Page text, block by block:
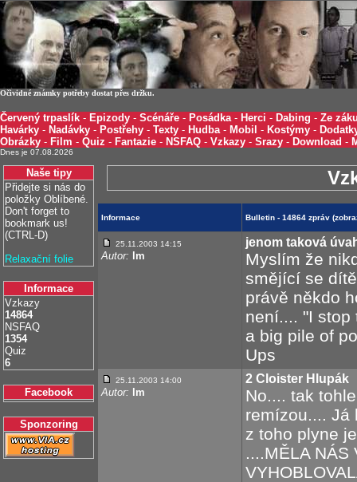
Očividné známky potřeby dostat přes držku.
Červený trpaslík - Epizody - Scénáře - Posádka- Herci - Dabing - Ze
Havárky - Nadávky - Postřehy - Texty - Hudba- Mobil - Kostýmy -
Obrázky - Film - Quiz - Fantazie - NSFAQ - Vzkazy - Srazy - Download -
Dnes je 07.08.2026
Naše tipy
Přidejte si nás do
položky Oblíbené.
Don't forget to
bookmark us!
(CTRL-D)
Relaxační folie
Informace
Vzkazy
14864
NSFAQ
1354
Quiz
6
Facebook
Sponzoring
Informace Bulletin - 14864 zpráv
25.11.2003 14:15
Autor: lm
jenom taková
Myslím že
smějící se
právě někdo
není.... "I stop
a big pile of
Ups
25.11.2003 14:00
Autor: lm
2 Cloister Hlupák
No.... tak
remízou.... Já
z toho plyne
....MĚLA NÁS